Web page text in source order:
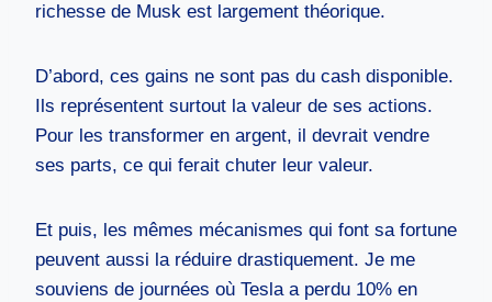
richesse de Musk est largement théorique.
D’abord, ces gains ne sont pas du cash disponible.
Ils représentent surtout la valeur de ses actions.
Pour les transformer en argent, il devrait vendre
ses parts, ce qui ferait chuter leur valeur.
Et puis, les mêmes mécanismes qui font sa fortune
peuvent aussi la réduire drastiquement. Je me
souviens de journées où Tesla a perdu 10% en